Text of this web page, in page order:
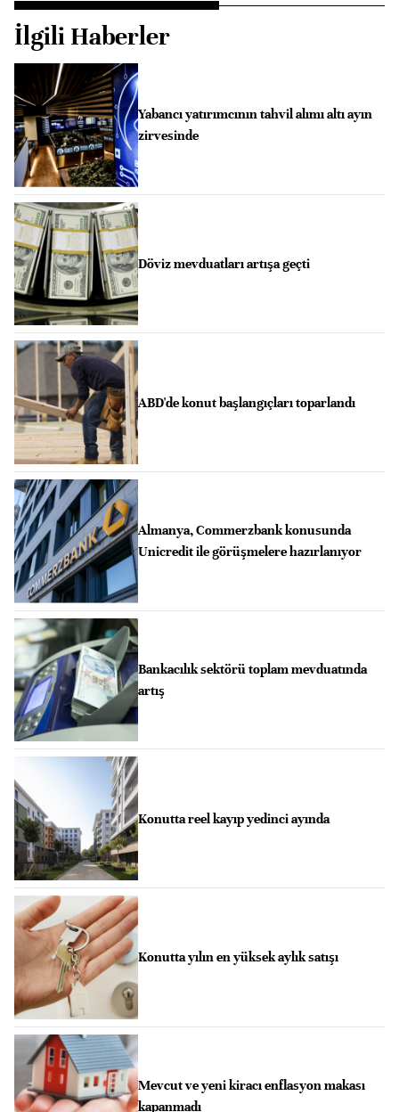
İlgili Haberler
Yabancı yatırımcının tahvil alımı altı ayın
zirvesinde
Döviz mevduatları artışa geçti
ABD'de konut başlangıçları toparlandı
Almanya, Commerzbank konusunda
Unicredit ile görüşmelere hazırlanıyor
Bankacılık sektörü toplam mevduatında
artış
Konutta reel kayıp yedinci ayında
Konutta yılın en yüksek aylık satışı
Mevcut ve yeni kiracı enflasyon makası
kapanmadı